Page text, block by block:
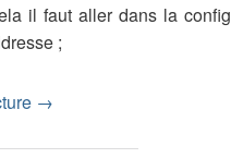
il faut aller dans la
;
Comment lire une vidéo
→